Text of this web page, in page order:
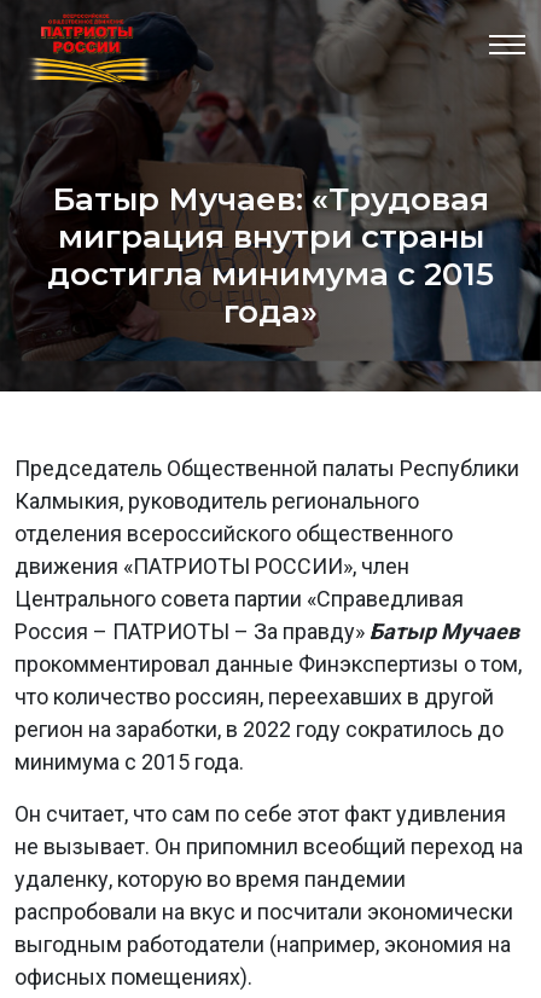
Батыр Мучаев: «Трудовая
миграция внутри страны
достигла минимума с 2015
года»
Председатель Общественной палаты Республики
Калмыкия, руководитель регионального
отделения всероссийского общественного
движения «ПАТРИОТЫ РОССИИ», член
Центрального совета партии «Справедливая
Россия – ПАТРИОТЫ – За правду» Батыр Мучаев
прокомментировал данные Финэкспертизы о том,
что количество россиян, переехавших в другой
регион на заработки, в 2022 году сократилось до
минимума с 2015 года.
Он считает, что сам по себе этот факт удивления
не вызывает. Он припомнил всеобщий переход на
удаленку, которую во время пандемии
распробовали на вкус и посчитали экономически
выгодным работодатели (например, экономия на
офисных помещениях).